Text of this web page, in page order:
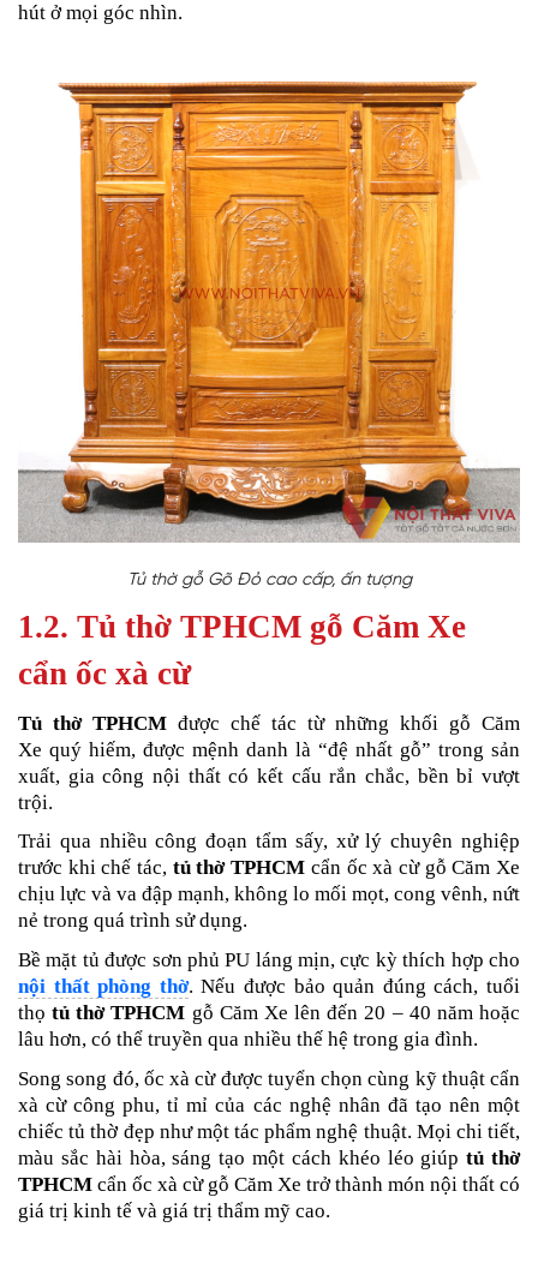
hút ở mọi góc nhìn.
Tủ thờ gỗ Gõ Đỏ cao cấp, ấn tượng
1.2. Tủ thờ TPHCM gỗ Căm Xe
cẩn ốc xà cừ
Tủ thờ TPHCM được chế tác từ những khối gỗ Căm
Xe quý hiếm, được mệnh danh là “đệ nhất gỗ” trong sản
xuất, gia công nội thất có kết cấu rắn chắc, bền bỉ vượt
trội.
Trải qua nhiều công đoạn tẩm sấy, xử lý chuyên nghiệp
trước khi chế tác, tủ thờ TPHCM cẩn ốc xà cừ gỗ Căm Xe
chịu lực và va đập mạnh, không lo mối mọt, cong vênh, nứt
nẻ trong quá trình sử dụng.
Bề mặt tủ được sơn phủ PU láng mịn, cực kỳ thích hợp cho
nội thất phòng thờ.Nếu được bảo quản đúng cách, tuổi
thọtủ thờ TPHCM gỗ Căm Xe lên đến 20 – 40 năm hoặc
lâu hơn, có thể truyền qua nhiều thế hệ trong gia đình.
Song song đó, ốc xà cừ được tuyển chọn cùng kỹ thuật cẩn
xà cừ công phu, tỉ mỉ của các nghệ nhân đã tạo nên một
chiếc tủ thờ đẹp như một tác phẩm nghệ thuật. Mọi chi tiết,
màu sắc hài hòa, sáng tạo một cách khéo léo giúptủ thờ
TPHCM cẩn ốc xà cừ gỗ Căm Xe trở thành món nội thất có
giá trị kinh tế và giá trị thẩm mỹ cao.